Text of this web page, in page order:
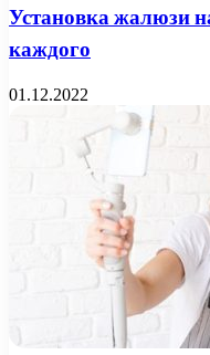
Установка жалюзи
каждого
01.12.2022